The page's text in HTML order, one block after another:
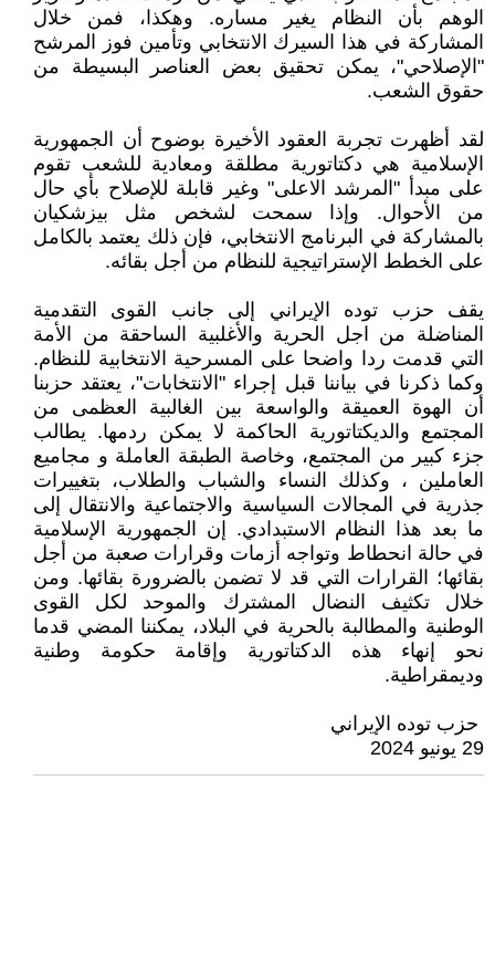
الوهم بأن النظام يغير مساره. وهكذا، فمن خلال
المشاركة في هذا السيرك الانتخابي وتأمين فوز المرشح
"الإصلاحي"، يمكن تحقيق بعض العناصر البسيطة من
حقوق الشعب.
لقد أظهرت تجربة العقود الأخيرة بوضوح أن الجمهورية
الإسلامية هي دكتاتورية مطلقة ومعادية للشعب تقوم
على مبدأ "المرشد الاعلى" وغير قابلة للإصلاح بأي حال
من الأحوال. وإذا سمحت لشخص مثل بيزشكيان
بالمشاركة في البرنامج الانتخابي، فإن ذلك يعتمد بالكامل
على الخطط الإستراتيجية للنظام من أجل بقائه.
يقف حزب توده الإيراني إلى جانب القوى التقدمية
المناضلة من اجل الحرية والأغلبية الساحقة من الأمة
التي قدمت ردا واضحا على المسرحية الانتخابية للنظام.
وكما ذكرنا في بياننا قبل إجراء "الانتخابات"، يعتقد حزبنا
أن الهوة العميقة والواسعة بين الغالبية العظمى من
المجتمع والديكتاتورية الحاكمة لا يمكن ردمها. يطالب
جزء كبير من المجتمع، وخاصة الطبقة العاملة و مجاميع
العاملين ، وكذلك النساء والشباب والطلاب، بتغييرات
جذرية في المجالات السياسية والاجتماعية والانتقال إلى
ما بعد هذا النظام الاستبدادي. إن الجمهورية الإسلامية
في حالة انحطاط وتواجه أزمات وقرارات صعبة من أجل
بقائها؛ القرارات التي قد لا تضمن بالضرورة بقائها. ومن
خلال تكثيف النضال المشترك والموحد لكل القوى
الوطنية والمطالبة بالحرية في البلاد، يمكننا المضي قدما
نحو إنهاء هذه الدكتاتورية وإقامة حكومة وطنية
وديمقراطية.
حزب توده الإيراني
29 يونيو 2024